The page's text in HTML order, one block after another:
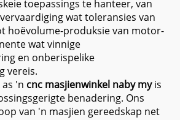
toepassings te hanteer, van
wat toleransies van
hoëvolume-produksie van motor-
wat vinnige
en onberispelike
vereis.
'n cnc masjienwinkel naby myis
benadering. Ons
van 'n masjien gereedskap net